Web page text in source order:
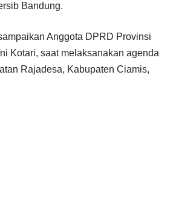
Bandung.
Anggota DPRD Provinsi
Kotari, saat melaksanakan agenda
Rajadesa, Kabupaten Ciamis,